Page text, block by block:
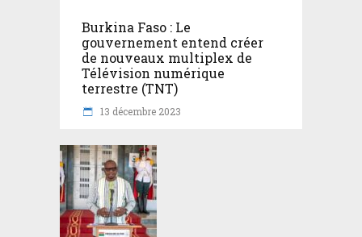
Burkina Faso : Le
gouvernement entend créer
de nouveaux multiplex de
Télévision numérique
terrestre (TNT)
13 décembre 2023